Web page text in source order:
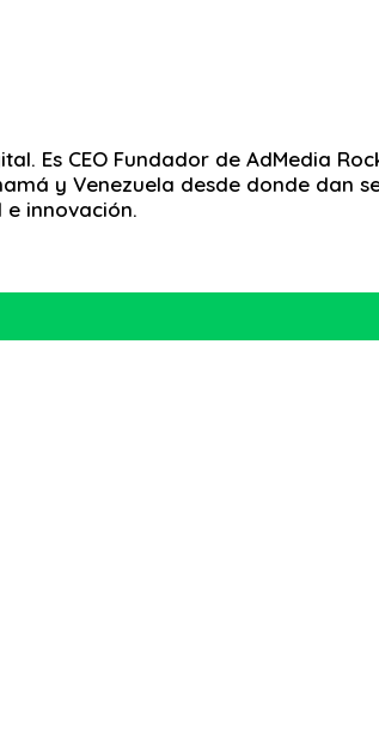
Es CEO Fundador de AdMedia
y Venezuela desde donde dan
e innovación.